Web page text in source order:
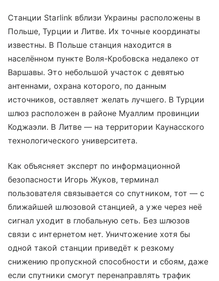
Станции Starlink вблизи Украины расположены в
Польше, Турции и Литве. Их точные координаты
известны. В Польше станция находится в
населённом пункте Воля-Кробовска недалеко от
Варшавы. Это небольшой участок с девятью
антеннами, охрана которого, по данным
источников, оставляет желать лучшего. В Турции
шлюз расположен в районе Муаллим провинции
Коджаэли. В Литве — на территории Каунасского
технологического университета.
Как объясняет эксперт по информационной
безопасности Игорь Жуков, терминал
пользователя связывается со спутником, тот — с
ближайшей шлюзовой станцией, а уже через неё
сигнал уходит в глобальную сеть. Без шлюзов
связи с интернетом нет. Уничтожение хотя бы
одной такой станции приведёт к резкому
снижению пропускной способности и сбоям, даже
если спутники смогут перенаправлять трафик